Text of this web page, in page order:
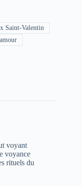
Saint-Valentin
voyant
voyance
rituels du